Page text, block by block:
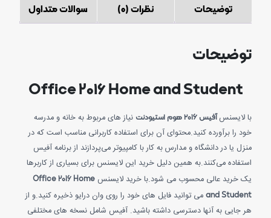
توضیحات نظرات (0) سوالات متداول
توضیحات
Office 2016 Home and Student
با لایسنسآفیس ۲۰۱۶ هوم استیودنت
نیاز های مربوط به خانه و مدرسه
خود را برآورده کنید.محتوای آن برای استفاده کاربرانی مناسب است که در
منزل یا در دانشگاه و مدارس به کار با کامپیوتر می‌پردازند از برنامه آفیس
استفاده می‌کنند.به همین دلیل خرید این لایسنس برای بسیاری از کاربرها
یک خرید عالی محسوب می شود.با خرید لایسنس Office 2016 Home
and Studentمی توانید فایل های خود را روی وان درایو ذخیره کنید.و از
هر جایی به آنها دسترسی داشته باشید. آفیس شامل نسخه های مختلفی